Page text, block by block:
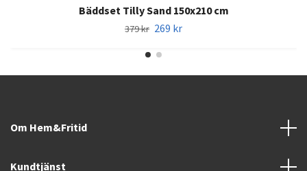
Bäddset Tilly Sand 150x210 cm
379 kr 269 kr
Om Hem&Fritid
Kundtjänst